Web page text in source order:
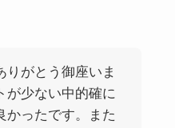
りがとう御座いま
が少ない中的確に
かったです。また